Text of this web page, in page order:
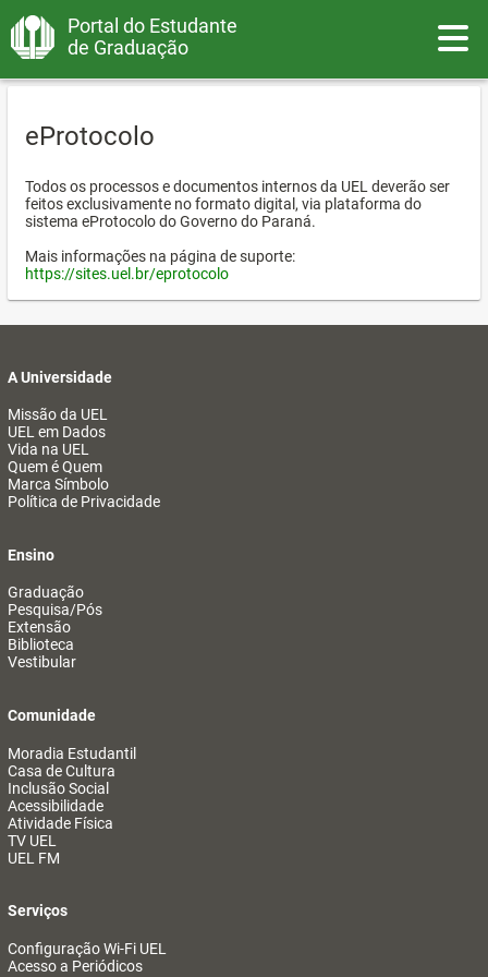
Portal do Estudante
de Graduação
eProtocolo
Todos os processos e documentos internos da UEL deverão ser
feitos exclusivamente no formato digital, via plataforma do
sistema eProtocolo do Governo do Paraná.
Mais informações na página de suporte:
https://sites.uel.br/eprotocolo
A Universidade
Missão da UEL
UEL em Dados
Vida na UEL
Quem é Quem
Marca Símbolo
Política de Privacidade
Ensino
Graduação
Pesquisa/Pós
Extensão
Biblioteca
Vestibular
Comunidade
Moradia Estudantil
Casa de Cultura
Inclusão Social
Acessibilidade
Atividade Física
TV UEL
UEL FM
Serviços
Configuração Wi-Fi UEL
Acesso a Periódicos